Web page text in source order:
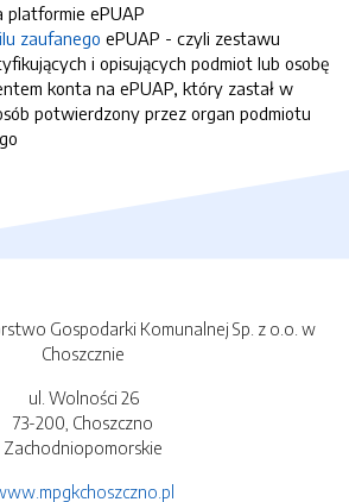
ePUAP
zaufanego ePUAP - czyli zestawu
i opisujących podmiot lub osobę
konta na ePUAP, który zastał w
potwierdzony przez organ podmiotu
Gospodarki Komunalnej Sp. z o.o. w
Choszcznie
ul. Wolności 26
73-200, Choszczno
Zachodniopomorskie